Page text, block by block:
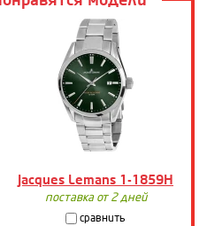
Jacques Lemans 1-1859H
поставка от 2 дней
сравнить